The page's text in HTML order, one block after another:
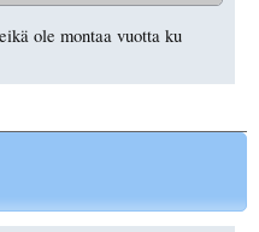
ole montaa vuotta ku